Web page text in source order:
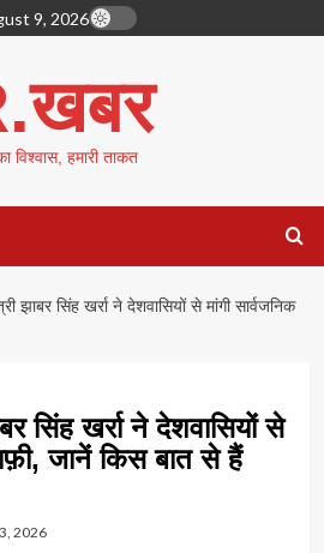
9, 2026
विश्वास, हमारी ताकत
झाबर सिंह खर्रा ने देशवासियों से मांगी सार्वजनिक
सिंह खर्रा ने देशवासियों से
जानें किस बात से हैं
2026